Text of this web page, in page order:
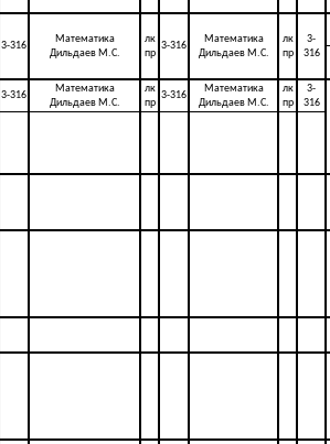
3-316
Математика
Дильдаев М.С.
лк
пр
3-316
Математика
Дильдаев М.С.
лк
пр
3-
316
3-316
Математика
Дильдаев М.С.
лк
пр
3-316
Математика
Дильдаев М.С.
лк
пр
3-
316